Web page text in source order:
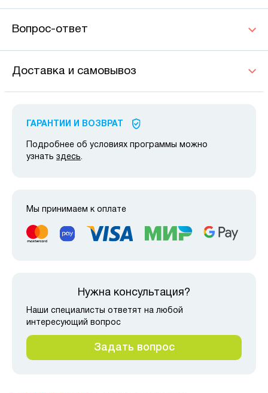
Вопрос-ответ
Доставка и самовывоз
ГАРАНТИИ И ВОЗВРАТ
Подробнее об условиях программы можно
узнать здесь.
Мы принимаем к оплате
Нужна консультация?
Наши специалисты ответят на любой
интересующий вопрос
Задать вопрос